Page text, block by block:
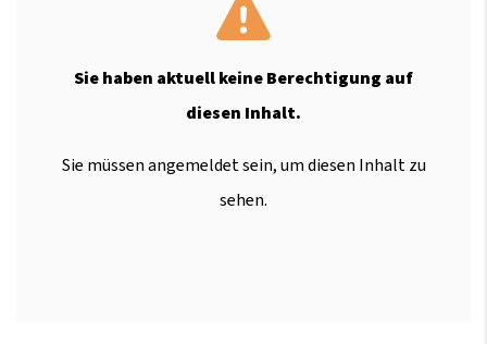
Sie haben aktuell keine Berechtigung auf
diesen Inhalt.
Sie müssen angemeldet sein, um diesen Inhalt zu
sehen.